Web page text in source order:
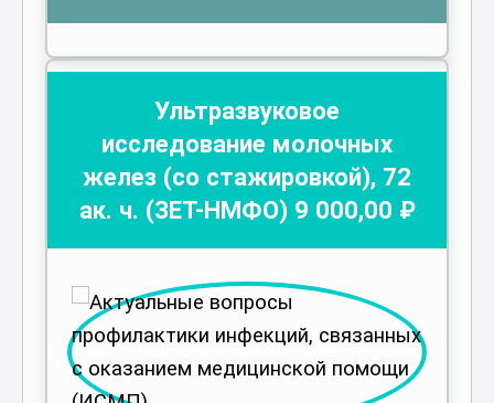
Ультразвуковое
исследование молочных
желез (со стажировкой), 72
ак. ч. (ЗЕТ-НМФО) 9 000,00 ₽